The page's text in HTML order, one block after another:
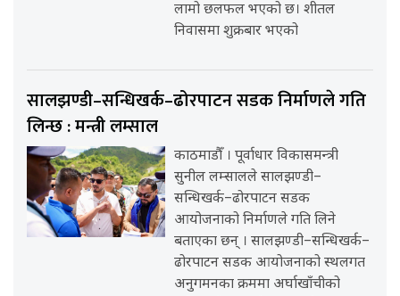
लामो छलफल भएको छ। शीतल
निवासमा शुक्रबार भएको
सालझण्डी–सन्धिखर्क–ढोरपाटन सडक निर्माणले गति
लिन्छ : मन्त्री लम्साल
काठमाडौँ । पूर्वाधार विकासमन्त्री
सुनील लम्सालले सालझण्डी–
सन्धिखर्क–ढोरपाटन सडक
आयोजनाको निर्माणले गति लिने
बताएका छन् । सालझण्डी–सन्धिखर्क–
ढोरपाटन सडक आयोजनाको स्थलगत
अनुगमनका क्रममा अर्घाखाँचीको